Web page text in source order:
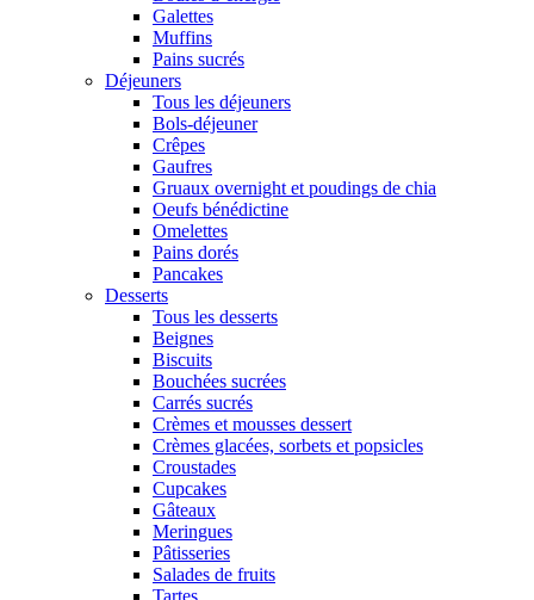
Galettes
Muffins
Pains sucrés
Déjeuners
Tous les déjeuners
Bols-déjeuner
Crêpes
Gaufres
Gruaux overnight et poudings de chia
Oeufs bénédictine
Omelettes
Pains dorés
Pancakes
Desserts
Tous les desserts
Beignes
Biscuits
Bouchées sucrées
Carrés sucrés
Crèmes et mousses dessert
Crèmes glacées, sorbets et popsicles
Croustades
Cupcakes
Gâteaux
Meringues
Pâtisseries
Salades de fruits
Tartes